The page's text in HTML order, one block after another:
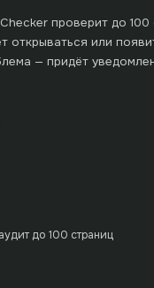
проверит до 100
открываться или
— придёт
до 100 страниц